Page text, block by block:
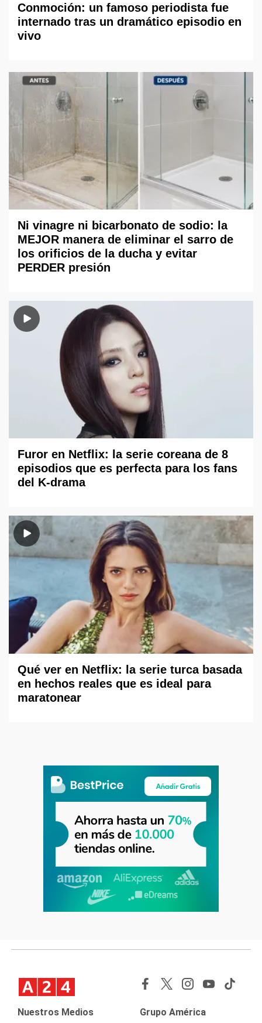
Conmoción: un famoso periodista fue
internado tras un dramático episodio en
vivo
Ni vinagre ni bicarbonato de sodio: la
MEJOR manera de eliminar el sarro de
los orificios de la ducha y evitar
PERDER presión
Furor en Netflix: la serie coreana de 8
episodios que es perfecta para los fans
del K-drama
Qué ver en Netflix: la serie turca basada
en hechos reales que es ideal para
maratonear
Nuestros Medios Grupo América